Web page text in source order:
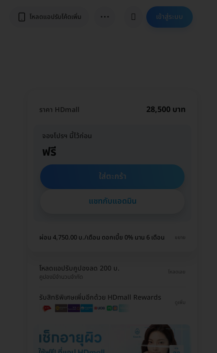
โหลดแอปรับโค้ดเพิ่ม ⋯ เข้าสู่ระบบ
ราคา HDmall 28,500 บาท
จองโปรฯ นี้ไว้ก่อน
ฟรี
ใส่ตะกร้า
แชทกับแอดมิน
ผ่อน 4,750.00 บ./เดือน ดอกเบี้ย 0% นาน 6 เดือน ขยาย
โหลดแอปรับคูปองลด 200 บ.
คูปองมีจำนวนจำกัด
โหลดเลย
รับสิทธิพิเศษเพิ่มอีกด้วย HDmall Rewards
ดูเพิ่ม